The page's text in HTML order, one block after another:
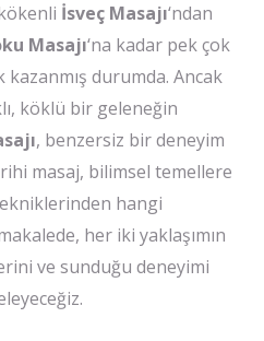
İsveç Masajı‘ndan
Masajı‘na kadar pek çok
durumda. Ancak
köklü bir geleneğin
, benzersiz bir deneyim
masaj, bilimsel temellere
hangi
her iki yaklaşımın
ve sunduğu deneyimi